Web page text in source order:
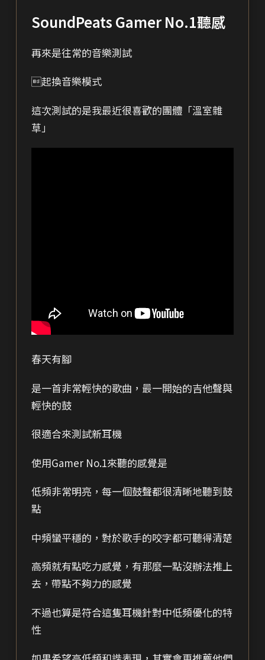
SoundPeats Gamer No.1聽感
再來是往常的音樂測試
起換音樂模式
這次測試的是我最近很喜歡的團體「溫室雜
草」
春天有腳
是一首非常輕快的歌曲，最一開始的吉他聲與
輕快的鼓
很適合來測試新耳機
使用Gamer No.1來聽的感覺是
低頻非常明亮，每一個鼓聲都很清晰地聽到鼓
點
中頻蠻平穩的，對於歌手的咬字都可聽得清楚
高頻就有點吃力感覺，有那麼一點沒辦法推上
去，帶點不夠力的感覺
不過也算是符合這隻耳機針對中低頻優化的特
性